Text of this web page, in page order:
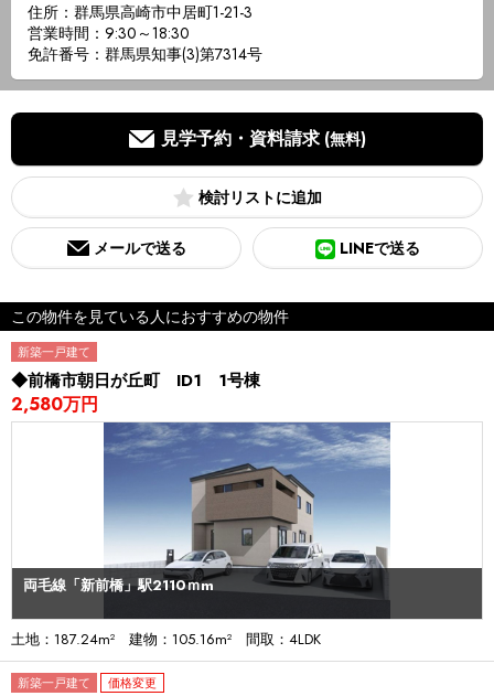
住所：群馬県高崎市中居町1-21-3
営業時間：9:30～18:30
免許番号：群馬県知事(3)第7314号
見学予約・資料請求 (無料)
検討リスト
メールで送る LINEで送る
この物件を見ている人におすすめの物件
新築一戸建て
◆前橋市朝日が丘町 ID1 1号棟
2,580万円
両毛線「新前橋」駅2110ｍm
土地：187.24m² 建物：105.16m² 間取：4LDK
新築一戸建て 価格変更